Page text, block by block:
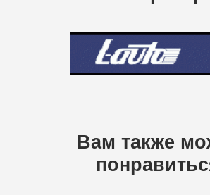
Вам также